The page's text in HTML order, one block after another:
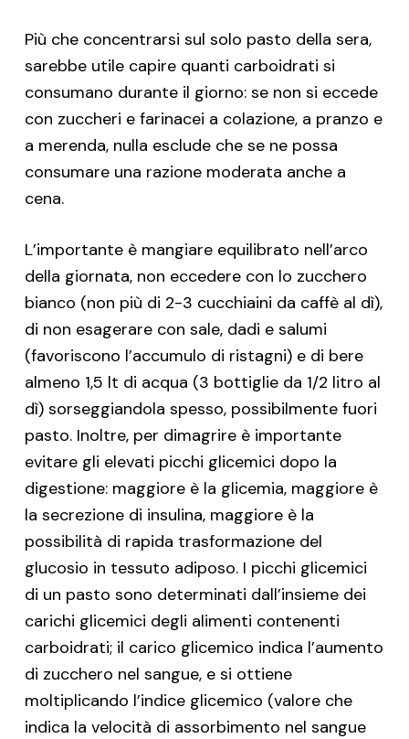
Più che concentrarsi sul solo pasto della sera,
sarebbe utile capire quanti carboidrati si
consumano durante il giorno: se non si eccede
con zuccheri e farinacei a colazione, a pranzo e
a merenda, nulla esclude che se ne possa
consumare una razione moderata anche a
cena.
L’importante è mangiare equilibrato nell’arco
della giornata, non eccedere con lo zucchero
bianco (non più di 2-3 cucchiaini da caffè al dì),
di non esagerare con sale, dadi e salumi
(favoriscono l’accumulo di ristagni) e di bere
almeno 1,5 lt di acqua (3 bottiglie da 1/2 litro al
dì) sorseggiandola spesso, possibilmente fuori
pasto. Inoltre, per dimagrire è importante
evitare gli elevati picchi glicemici dopo la
digestione: maggiore è la glicemia, maggiore è
la secrezione di insulina, maggiore è la
possibilità di rapida trasformazione del
glucosio in tessuto adiposo. I picchi glicemici
di un pasto sono determinati dall’insieme dei
carichi glicemici degli alimenti contenenti
carboidrati; il carico glicemico indica l’aumento
di zucchero nel sangue, e si ottiene
moltiplicando l’indice glicemico (valore che
indica la velocità di assorbimento nel sangue